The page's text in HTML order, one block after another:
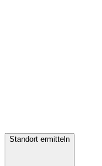
Standort ermitteln